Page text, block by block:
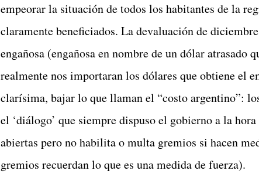
empeorar la situación de todos los habitantes de la
claramente beneficiados. La devaluación de
engañosa (engañosa en nombre de un dólar atrasado
realmente nos importaran los dólares que obtiene el
clarísima, bajar lo que llaman el “costo argentino”:
el ‘diálogo’ que siempre dispuso el gobierno a la
abiertas pero no habilita o multa gremios si hacen
gremios recuerdan lo que es una medida de fuerza).